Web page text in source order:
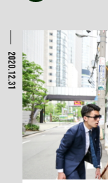
2020.12.31